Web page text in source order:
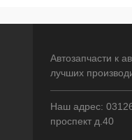
Автозапчасти к
лучших
Наш адрес:
проспект д.40